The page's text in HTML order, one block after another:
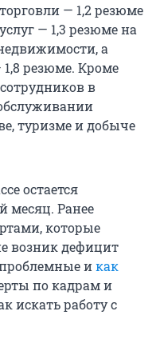
— 1,2 резюме
— 1,3 резюме на
а
резюме. Кроме
в
туризме и добыче
остается
месяц. Ранее
которые
возник дефицит
икак
по кадрам и
искать работу с